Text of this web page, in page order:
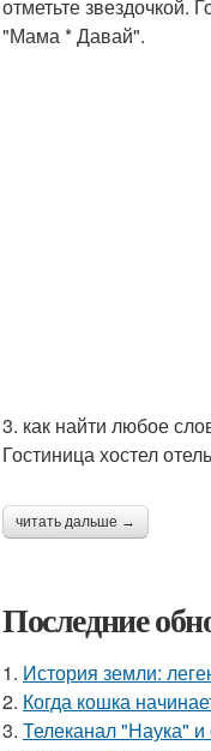
отметьте звездочкой.
"Мама * Давай".
3. как найти любое
Гостиница хостел
читать дальше →
Последние
1. История земли:
2. Когда кошка
3. Телеканал "Наука" и